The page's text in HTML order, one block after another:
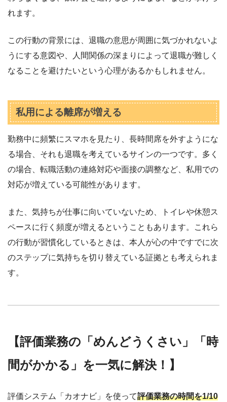
れます。
この行動の背景には、退職の意思が周囲に気づかれないよ
うにする意図や、人間関係の深まりによって退職が難しく
なることを避けたいという心理があるかもしれません。
私用による離席が増える
勤務中に頻繁にスマホを見たり、長時間席を外すようにな
る場合、それも退職を考えているサインの一つです。多く
の場合、転職活動の連絡対応や面接の調整など、私用での
対応が増えている可能性があります。
また、気持ちが仕事に向いていないため、トイレや休憩ス
ペースに行く頻度が増えるということもあります。これら
の行動が習慣化しているときは、本人が心の中ですでに次
のステップに気持ちを切り替えている証拠とも考えられま
す。
【評価業務の「めんどうくさい」「時
間がかかる」を一気に解決！】
評価システム「カオナビ」を使って評価業務の時間を1/10